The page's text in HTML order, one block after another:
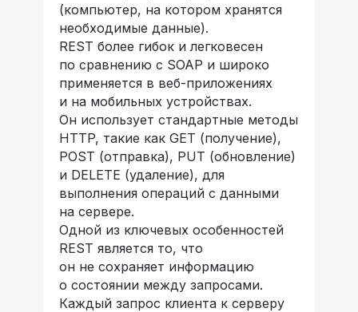
(компьютер, на котором хранятся
необходимые данные).
REST более гибок и легковесен
по сравнению с SOAP и широко
применяется в веб-приложениях
и на мобильных устройствах.
Он использует стандартные методы
HTTP, такие как GET (получение),
POST (отправка), PUT (обновление)
и DELETE (удаление), для
выполнения операций с данными
на сервере.
Одной из ключевых особенностей
REST является то, что
он не сохраняет информацию
о состоянии между запросами.
Каждый запрос клиента к серверу